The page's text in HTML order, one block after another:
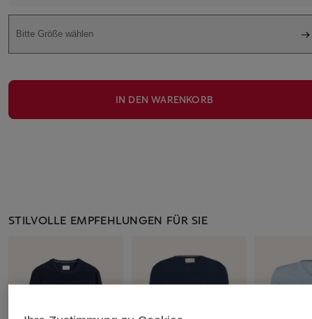
Bitte Größe wählen
IN DEN WARENKORB
STILVOLLE EMPFEHLUNGEN FÜR SIE